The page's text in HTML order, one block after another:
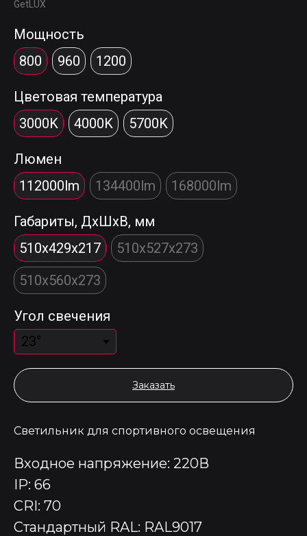
GetLUX
Мощность
800
960 1200
Цветовая температура
3000K
4000K 5700K
Люмен
112000lm
134400lm 168000lm
Габариты, ДхШхВ, мм
510x429x217
510x527x273
510x560x273
Угол свечения
Заказать
Светильник для спортивного освещения
Входное напряжение: 220В
IP: 66
CRI: 70
Стандартный RAL: RAL9017